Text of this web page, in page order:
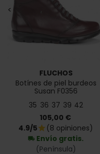
<
FLUCHOS
Botínes de piel burdeos
Susan F0356
35 36 37 39 42
Precio
105,00 €
4.9/5star (8 opiniones)
local_shipping Envío gratis.
(Península)